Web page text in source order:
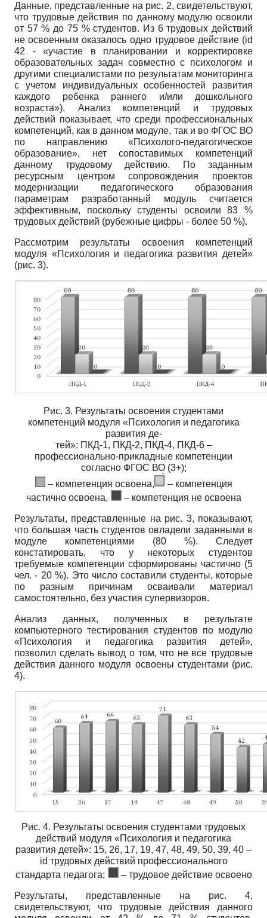
Данные, представленные на рис. 2, свидетельствуют,
что трудовые действия по данному модулю освоили
от 57 % до 75 % студентов. Из 6 трудовых действий
не освоенным оказалось одно трудовое действие (id
42 - «участие в планировании и корректировке
образовательных задач совместно с психологом и
другими специалистами по результатам мониторинга
с учетом индивидуальных особенностей развития
каждого ребенка раннего и/или дошкольного
возраста»). Анализ компетенций и трудовых
действий показывает, что среди профессиональных
компетенций, как в данном модуле, так и во ФГОС ВО
по направлению «Психолого-педагогическое
образование», нет сопоставимых компетенций
данному трудовому действию. По заданным
ресурсным центром сопровождения проектов
модернизации педагогического образования
параметрам разработанный модуль считается
эффективным, поскольку студенты освоили 83 %
трудовых действий (рубежные цифры - более 50 %).
Рассмотрим результаты освоения компе­тенций
модуля «Психология и педагогика развития детей»
(рис. 3).
Рис. 3. Результаты освоения студентами
компетенций модуля «Психология и педагогика
развития де-
тей»: ПКД-1, ПКД-2, ПКД-4, ПКД-6 –
профессионально-прикладные компетенции
согласно ФГОС ВО (3+);
– компетенция освоена,
– компетенция
частично освоена,
– компетенция не освоена
Результаты, представленные на рис. 3, показывают,
что большая часть студентов овладели заданными в
модуле компетенциями (80 %). Следует
констатировать, что у некоторых студентов
требуемые компетенции сформированы частично (5
чел. - 20 %). Это число составили студенты, которые
по разным причинам осваивали материал
самостоятельно, без участия супервизоров.
Анализ данных, полученных в результате
компьютерного тестирования студентов по модулю
«Психология и педагогика развития детей»,
позволил сделать вывод о том, что не все трудовые
действия данного модуля освоены студентами (рис.
4).
Рис. 4. Результаты освоения студентами трудовых
действий модуля «Психология и педагогика
развития детей»: 15, 26, 17, 19, 47, 48, 49, 50, 39, 40 –
id трудовых действий профессионального
стандарта педагога;
– трудовое действие освоено
Результаты, представленные на рис. 4,
свидетельствуют, что трудовые действия данного